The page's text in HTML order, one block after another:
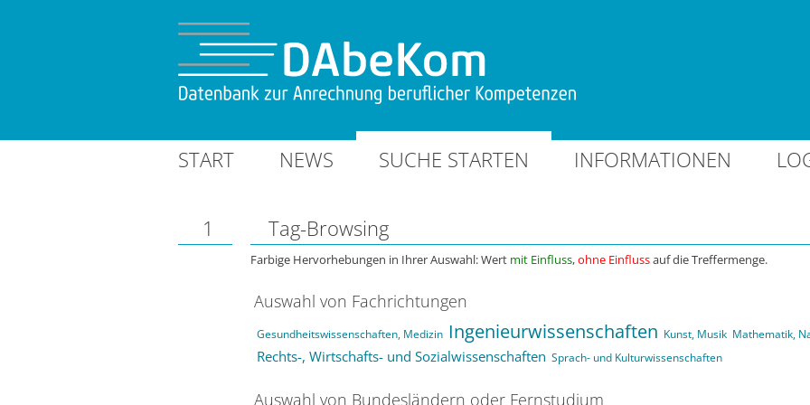
START NEWS SUCHE STARTEN INFORMATIONEN
1 Tag-Browsing
Farbige Hervorhebungen in Ihrer Auswahl: Wert mit Einfluss,ohne Einflussauf die Treffermenge.
Auswahl von Fachrichtungen
Gesundheitswissenschaften, Medizin Ingenieurwissenschaften Kunst, Musik Mathematik,
Rechts-, Wirtschafts- und Sozialwissenschaften Sprach- und Kulturwissenschaften
Auswahl von Bundesländern oder Fernstudium